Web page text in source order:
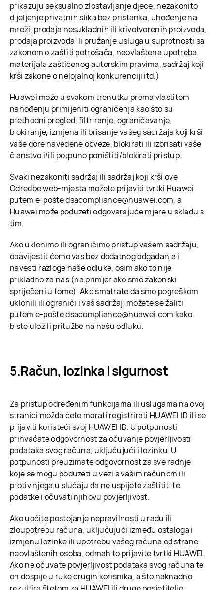
prikazuju seksualno zlostavljanje djece, nezakonito
dijeljenje privatnih slika bez pristanka, uhođenje na
mreži, prodaja nesukladnih ili krivotvorenih proizvoda,
prodaja proizvoda ili pružanje usluga u suprotnosti sa
zakonom o zaštiti potrošača, neovlaštena upotreba
materijala zaštićenog autorskim pravima, sadržaj koji
krši zakone o nelojalnoj konkurenciji itd.)
Huawei može u svakom trenutku prema vlastitom
nahođenju primijeniti ograničenja kao što su
prethodni pregled, filtriranje, ograničavanje,
blokiranje, izmjena ili brisanje vašeg sadržaja koji krši
vaše gore navedene obveze, blokirati ili izbrisati vaše
članstvo i/ili potpuno poništiti/blokirati pristup.
Svaki nezakoniti sadržaj ili sadržaj koji krši ove
Odredbe web-mjesta možete prijaviti tvrtki Huawei
putem e-pošte dsacompliance@huawei.com, a
Huawei može poduzeti odgovarajuće mjere u skladu s
tim.
Ako uklonimo ili ograničimo pristup vašem sadržaju,
obavijestit ćemo vas bez dodatnog odgađanja i
navesti razloge naše odluke, osim ako to nije
prikladno za nas (na primjer ako smo zakonski
spriječeni u tome). Ako smatrate da smo pogreškom
uklonili ili ograničili vaš sadržaj, možete se žaliti
putem e-pošte dsacompliance@huawei.com kako
biste uložili pritužbe na našu odluku.
Račun, lozinka i sigurnost
Za pristup određenim funkcijama ili uslugama na ovoj
stranici možda ćete morati registrirati HUAWEI ID ili se
prijaviti koristeći svoj HUAWEI ID. U potpunosti
prihvaćate odgovornost za očuvanje povjerljivosti
podataka svog računa, uključujući i lozinku. U
potpunosti preuzimate odgovornost za sve radnje
koje se mogu poduzeti u vezi s vašim računom ili
protiv njega u slučaju da ne uspijete zaštititi te
podatke i očuvati njihovu povjerljivost.
Ako uočite postojanje nepravilnosti u radu ili
zloupotrebu računa, uključujući između ostaloga i
izmjenu lozinke ili upotrebu vašeg računa od strane
neovlaštenih osoba, odmah to prijavite tvrtki HUAWEI.
Ako ne očuvate povjerljivost podataka svog računa te
on dospije u ruke drugih korisnika, a što naknadno